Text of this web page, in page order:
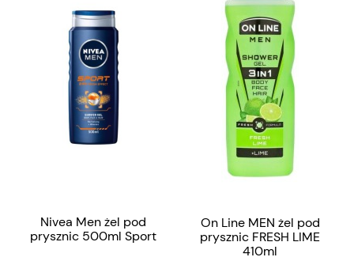
Nivea Men żel pod
prysznic 500ml Sport
On Line MEN żel pod
prysznic FRESH LIME
410ml